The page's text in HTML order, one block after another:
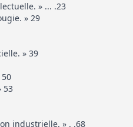
» ... .23
» 29
» 39
53
industrielle. » . .68